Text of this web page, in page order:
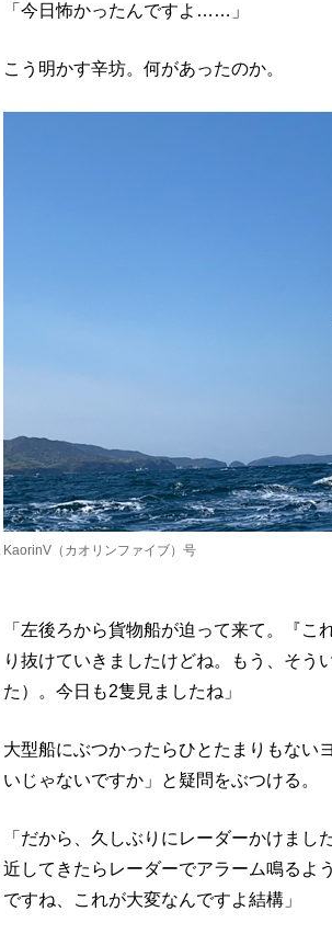
「今日怖かったんですよ……」
こう明かす辛坊。何があったのか。
KaorinV（カオリンファイブ）号
「左後ろから貨物船が迫って来て。『
り抜けていきましたけどね。もう、そう
た）。今日も2隻見ましたね」
大型船にぶつかったらひとたまりもない
いじゃないですか」と疑問をぶつける。
「だから、久しぶりにレーダーかけま
近してきたらレーダーでアラーム鳴るよ
ですね、これが大変なんですよ結構」